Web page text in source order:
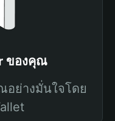
ของคุณ
อย่างมั่นใจโดย